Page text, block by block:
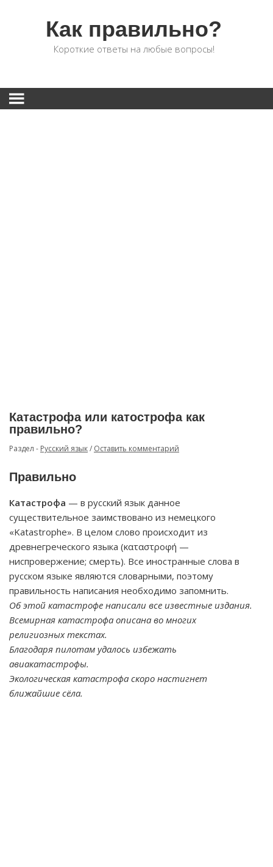
Как правильно?
Короткие ответы на любые вопросы!
Катастрофа или катострофа как
правильно?
Раздел - Русский язык/ Оставить комментарий
Правильно
Катастрофа — в русский язык данное
существительное заимствовано из немецкого
«Katastrophe». В целом слово происходит из
древнегреческого языка (καταστροφή —
ниспровержение; смерть). Все иностранные слова в
русском языке являются словарными, поэтому
правильность написания необходимо запомнить.
Об этой катастрофе написали все известные издания.
Всемирная катастрофа описана во многих
религиозных текстах.
Благодаря пилотам удалось избежать
авиакатастрофы.
Экологическая катастрофа скоро настигнет
ближайшие сёла.